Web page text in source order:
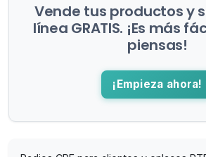
Vende tus productos y
línea GRATIS. ¡Es más
piensas!
¡Empieza ahora!